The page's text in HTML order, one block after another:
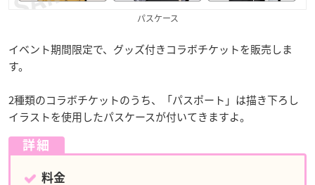
パスケース
イベント期間限定で、グッズ付きコラボチケットを販売しま
す。
2種類のコラボチケットのうち、「パスポート」は描き下ろし
イラストを使用したパスケースが付いてきますよ。
詳細
料金